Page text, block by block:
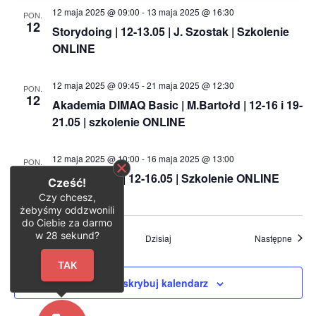
PON.
12
Storydoing | 12-13.05 | J. Szostak | Szkolenie
ONLINE
12 maja 2025 @ 09:00 - 13 maja 2025 @ 16:30
PON.
12
Akademia DIMAQ Basic | M.Bartołd | 12-16 i 19-
21.05 | szkolenie ONLINE
12 maja 2025 @ 09:45 -21 maja 2025 @ 12:30
PON.
E-commerce | 12-16.05 | Szkolenie ONLINE
12 maja 2025 @ 10:00 - 16 maja 2025 @ 13:00
PoprzednieWydarzenia Dzisiaj Następne
Zasubskrybuj kalendarz
Cześć!
Czy chcesz,
żebyśmy oddzwonili
do Ciebie za darmo
w 28 sekund?
TAK